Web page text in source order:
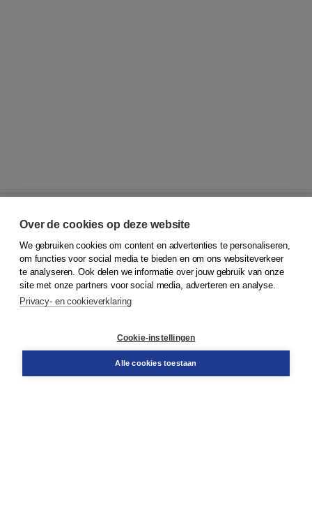
© 2026Koninklijke Boom uitgevers
Klantenservice
Service & informatie
Contact
Over de cookies op deze website
We gebruiken cookies om content en advertenties te personaliseren,
om functies voor social media te bieden en om ons websiteverkeer
te analyseren. Ook delen we informatie over jouw gebruik van onze
site met onze partners voor social media, adverteren en analyse.
Privacy- en cookieverklaring
Cookie-instellingen
Alle cookies toestaan